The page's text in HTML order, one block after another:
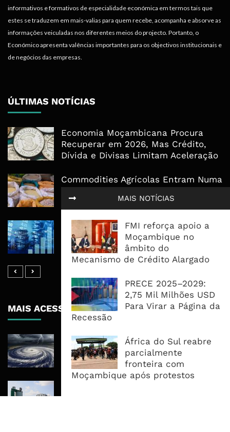
MAIS NOTÍCIAS
FMI reforça apoio a
Moçambique no
âmbito do
Mecanismo de Crédito Alargado
PRECE 2025–2029:
2,75 Mil Milhões USD
Para Virar a Página da
Recessão
África do Sul reabre
parcialmente
fronteira com
Moçambique após protestos
informativos e formativos de especialidade económica em termos tais que
estes se traduzem em mais-valias para quem recebe, acompanha e absorve as
informações veiculadas nos diferentes meios do projecto. Portanto, o
Económico apresenta valências importantes para os objectivos institucionais e
de negócios das empresas.
ÚLTIMAS NOTÍCIAS
Economia Moçambicana Procura
Recuperar em 2026, Mas Crédito,
Dívida e Divisas Limitam Aceleração
Commodities Agrícolas Entram Numa
Oferta Confortável
Dívida Pública Sobe Para 75,2% do
PIB e Pressão Desloca-se Para o
Endividamento Interno
MAIS ACESSADOS
Tempestade Tropical GEZANI Poderá
Afectar Mais De Um Milhão De
Pessoas No Centro E Sul ...